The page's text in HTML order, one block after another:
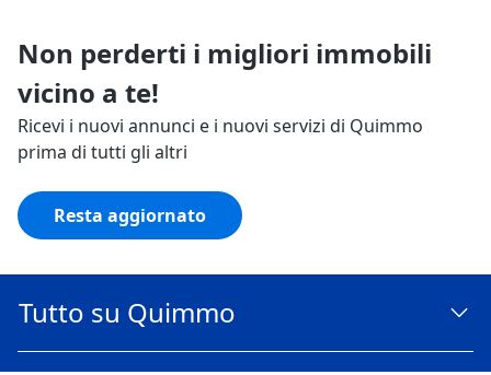
Non perderti i migliori immobili
vicino a te!
Ricevi i nuovi annunci e i nuovi servizi di Quimmo
prima di tutti gli altri
Resta aggiornato
Tutto su Quimmo